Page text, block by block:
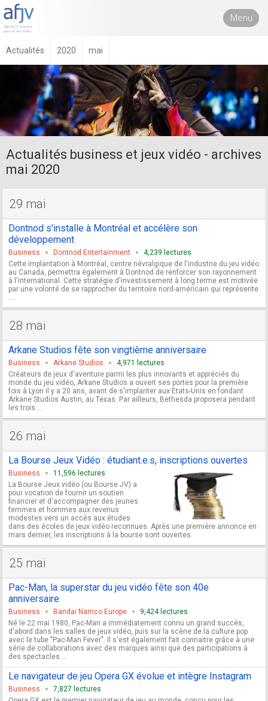
Menu
Actualités 2020 mai
Actualités business et jeux vidéo - archives
mai 2020
29 mai
Dontnod s'installe à Montréal et accélère son
développement
Business Dontnod Entertainment
4,239 lectures
Cette implantation à Montréal, centre névralgique de l'industrie du jeu vidéo
au Canada, permettra également à Dontnod de renforcer son rayonnement
à l'international. Cette stratégie d'investissement à long terme est motivée
par une volonté de se rapprocher du territoire nord-américain qui représente
...
28 mai
Arkane Studios fête son vingtième anniversaire
Business Arkane Studios
4,971 lectures
Créateurs de jeux d'aventure parmi les plus innovants et appréciés du
monde du jeu vidéo, Arkane Studios a ouvert ses portes pour la première
fois à Lyon il y a 20 ans, avant de s'implanter aux Etats-Unis en fondant
Arkane Studios Austin, au Texas. Par ailleurs, Bethesda proposera pendant
les trois ...
26 mai
La Bourse Jeux Vidéo : étudiant.e.s, inscriptions ouvertes
Business
11,596 lectures
La Bourse Jeux vidéo (ou Bourse JV) a
pour vocation de fournir un soutien
financier et d'accompagner des jeunes
femmes et hommes aux revenus
modestes vers un accès aux études
dans des écoles de jeux vidéo reconnues. Après une première annonce en
mars dernier, les inscriptions à la bourse sont ouvertes.
25 mai
Pac-Man, la superstar du jeu vidéo fête son 40e
anniversaire
Business Bandai Namco Europe
9,424 lectures
Né le 22 mai 1980, Pac-Man a immédiatement connu un grand succès,
d'abord dans les salles de jeux vidéo, puis sur la scène de la culture pop
avec le tube "Pac-Man Fever". Il s'est également fait connaitre grâce à une
série de collaborations avec des marques ainsi que des participations à
des spectacles ...
Le navigateur de jeu Opera GX évolue et intègre Instagram
Business
7,827 lectures